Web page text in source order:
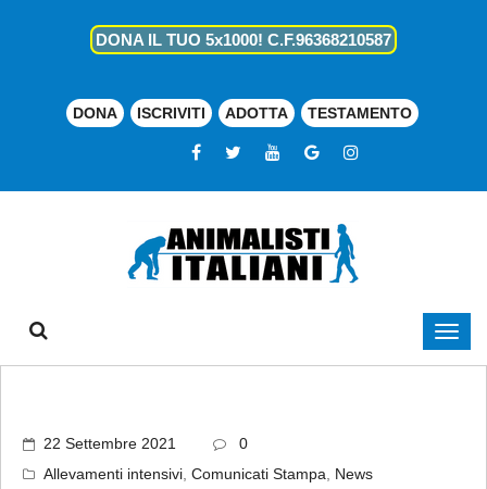
DONA IL TUO 5x1000! C.F.96368210587
DONA ISCRIVITI ADOTTA TESTAMENTO
22 Settembre 2021
0
Allevamenti intensivi Comunicati Stampa News